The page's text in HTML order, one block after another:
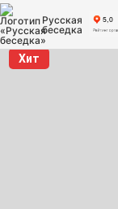
Русская
беседка
Хит